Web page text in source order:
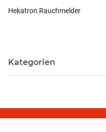
Hekatron Rauchmelder
Kategorien